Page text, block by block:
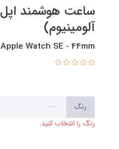
آلومینیوم)
Apple Watch SE - 44mm
رنگ
رنگ را انتخاب کنید.